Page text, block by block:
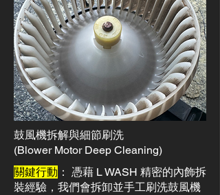
鼓風機拆解與細節刷洗
(Blower Motor Deep Cleaning)
關鍵行動 ： 憑藉 L WASH 精密的內飾拆
裝經驗，我們會拆卸並手工刷洗鼓風機